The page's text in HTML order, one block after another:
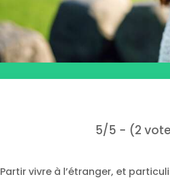
5/5 - (2
Partir vivre à l’étranger, et